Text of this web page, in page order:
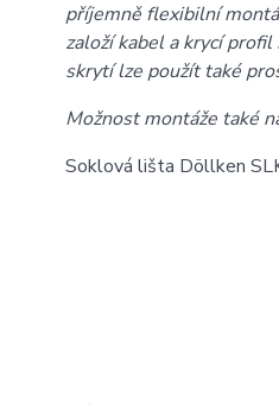
příjemně flexibilní
založí kabel a krycí
skrytí lze použít také
Možnost montáže také
Soklová lišta Döllken